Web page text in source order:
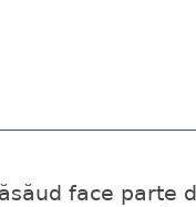
face parte